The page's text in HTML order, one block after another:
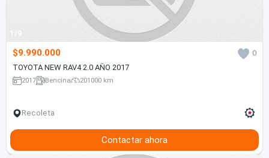
1/9
$9.990.000
0
TOYOTA NEW RAV4 2.0 AÑO 2017
2017 Bencina 201000 km
Recoleta
Contactar ahora